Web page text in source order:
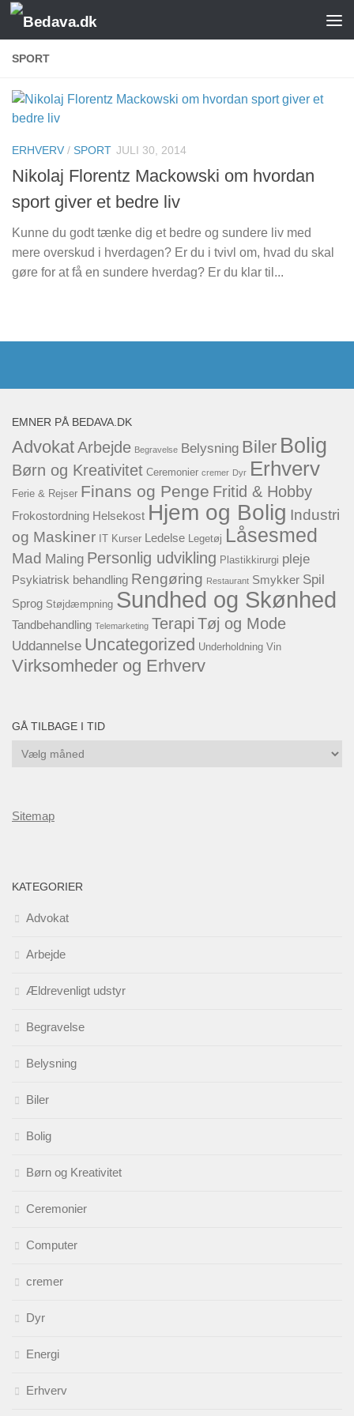
Skip to content
SPORT
ERHVERV / SPORT JULI 30, 2014
Nikolaj Florentz Mackowski om hvordan
sport giver et bedre liv
Kunne du godt tænke dig et bedre og sundere liv med
mere overskud i hverdagen? Er du i tvivl om, hvad du skal
gøre for at få en sundere hverdag? Er du klar til...
EMNER PÅ BEDAVA.DK
AdvokatArbejde Begravelse Belysning Biler Bolig
Børn og Kreativitet Ceremonier cremer Dyr Erhverv
Ferie & Rejser Finans og Penge Fritid & Hobby
Frokostordning Helsekost Hjem og Bolig Industri
og Maskiner IT Kurser Ledelse Legetøj Låsesmed
Mad Maling Personlig udvikling Plastikkirurgi pleje
Psykiatrisk behandling Rengøring Restaurant Smykker Spil
Sprog Støjdæmpning Sundhed og Skønhed
Tandbehandling Telemarketing Terapi Tøj og Mode
Uddannelse Uncategorized Underholdning Vin
Virksomheder og Erhverv
GÅ TILBAGE I TID
Gå
Sitemap
KATEGORIER
Advokat
Arbejde
Ældrevenligt udstyr
Begravelse
Belysning
Biler
Bolig
Børn og Kreativitet
Ceremonier
Computer
cremer
Dyr
Energi
Erhverv